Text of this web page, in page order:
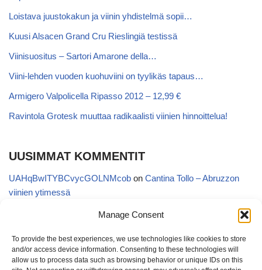
Manage Consent
To provide the best experiences, we use technologies like cookies to store
and/or access device information. Consenting to these technologies will
allow us to process data such as browsing behavior or unique IDs on this
Loistava juustokakun ja viinin yhdistelmä sopii…
Kuusi Alsacen Grand Cru Rieslingiä testissä
Viinisuositus – Sartori Amarone della…
Viini-lehden vuoden kuohuviini on tyylikäs tapaus…
Armigero Valpolicella Ripasso 2012 – 12,99 €
Ravintola Grotesk muuttaa radikaalisti viinien hinnoittelua!
UUSIMMAT KOMMENTIT
UAHqBwITYBCvycGOLNMcob on Cantina Tollo – Abruzzon
viinien ytimessä
EgVGGttRTxKfbqUaWNglbonCantina Tollo – Abruzzon viinien
AnonymousonKyläviini Riojasta – Ortega Ezquerro Vino de
Tudelilla Crianza 2018 (Alko 14,88 €)